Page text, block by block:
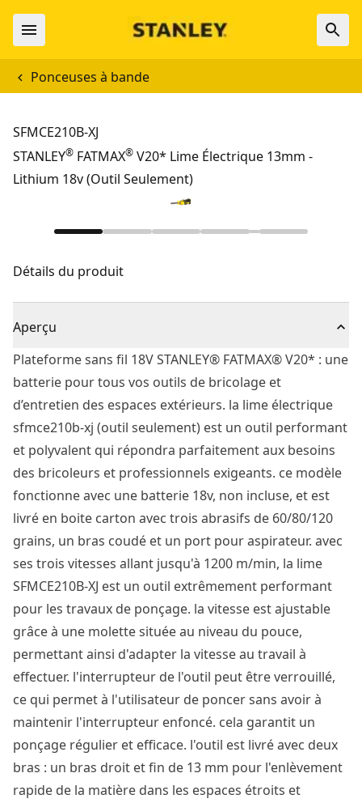
Ponceuses à bande
SFMCE210B-XJ
STANLEY® FATMAX® V20* Lime Électrique 13mm -
Lithium 18v (Outil Seulement)
Détails du produit
Aperçu
Plateforme sans fil 18V STANLEY® FATMAX® V20* : une
batterie pour tous vos outils de bricolage et
d’entretien des espaces extérieurs. la lime électrique
sfmce210b-xj (outil seulement) est un outil performant
et polyvalent qui répondra parfaitement aux besoins
des bricoleurs et professionnels exigeants. ce modèle
fonctionne avec une batterie 18v, non incluse, et est
livré en boite carton avec trois abrasifs de 60/80/120
grains, un bras coudé et un port pour aspirateur. avec
ses trois vitesses allant jusqu'à 1200 m/min, la lime
SFMCE210B-XJ est un outil extrêmement performant
pour les travaux de ponçage. la vitesse est ajustable
grâce à une molette située au niveau du pouce,
permettant ainsi d'adapter la vitesse au travail à
effectuer. l'interrupteur de l'outil peut être verrouillé,
ce qui permet à l'utilisateur de poncer sans avoir à
maintenir l'interrupteur enfoncé. cela garantit un
ponçage régulier et efficace. l'outil est livré avec deux
bras : un bras droit et fin de 13 mm pour l'enlèvement
rapide de la matière dans les espaces étroits et